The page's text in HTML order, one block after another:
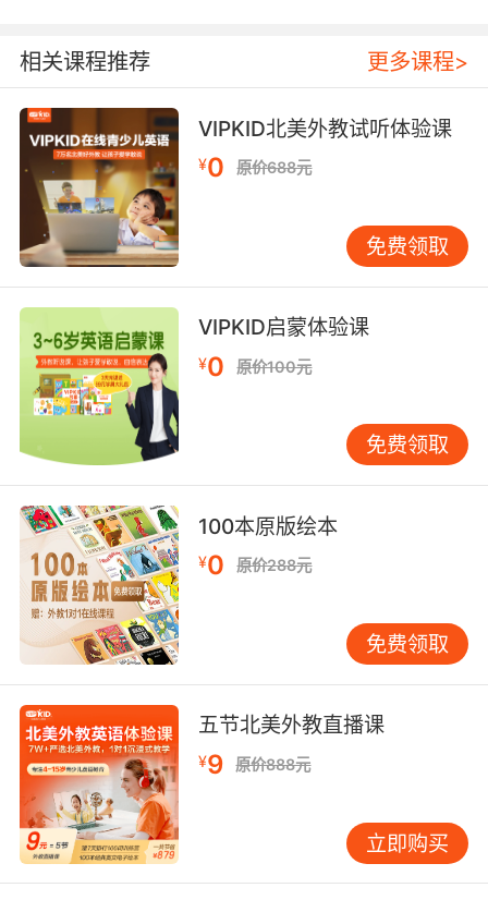
事的发展。比如，在一些表达爱情主题的情节
中，音乐可能会采用柔和、浪漫的旋律；而在紧
张的冲突场景里，节奏则会加快，增强戏剧性。
歌词的创作同样不容忽视。它需要与旋律相得益
彰，准确地传达角色的情感和剧情的信息。优秀
的歌词不仅易于传唱，还能为歌曲增添深度和内
涵。此外，音乐的创作过程中还会考虑到不同场
景下的演唱难度和音域范围，以确保演员能够很
好地呈现。
演员选拔与排练：实力与默契
演员的选拔是英语音乐剧制作的重要环节。导演
和制作团队会通过各种渠道寻找具有出色歌唱、
表演和舞蹈能力的演员。他们不仅要有扎实的专
够将自己的个性与角色特点相结合。
一旦演员确定，便进入了紧张的排练阶段。排练
过程中，演员们需要在导演的指导下，反复揣摩
角色的心理和情感，精准把握每一个表情、动作
和台词的演绎。歌唱和舞蹈的排练更是需要花费
大量时间和精力，演员们要与音乐配合得天衣无
完美的舞台效果。此外，排练还包括对舞台走
位、场景转换等方面的精心设计，确保演出的流
畅性。
舞台设计：视觉盛宴
舞台设计是为英语音乐剧增色的重要元素。从布
景到灯光，从服装到道具，每一个细节都经过精
相关课程推荐 更多课程>
VIPKID北美外教试听体验课
¥0 原价688元
免费领取
VIPKID启蒙体验课
¥0 原价100元
免费领取
100本原版绘本
¥0 原价288元
免费领取
五节北美外教直播课
¥9 原价888元
立即购买